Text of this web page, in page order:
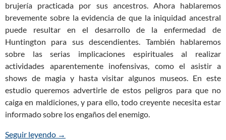
brujería practicada por sus ancestros. Ahora hablaremos
brevemente sobre la evidencia de que la iniquidad ancestral
puede resultar en el desarrollo de la enfermedad de
Huntington para sus descendientes. También hablaremos
sobre las serias implicaciones espirituales al realizar
actividades aparentemente inofensivas, como el asistir a
shows de magia y hasta visitar algunos museos. En este
estudio queremos advertirle de estos peligros para que no
caiga en maldiciones, y para ello, todo creyente necesita estar
informado sobre los engaños del enemigo.
Seguir leyendo Las Maldiciones Bíblicas: Los Peligros de la
→